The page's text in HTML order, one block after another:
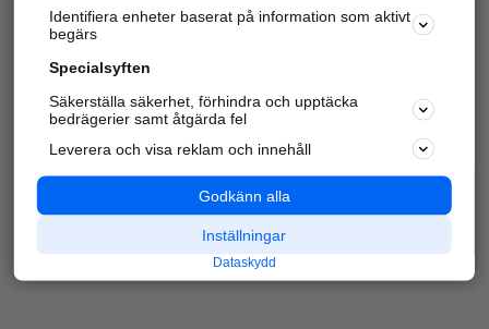
information om företag, privatpersoner och
platser.
Identifiera enheter baserat på information som aktivt
begärs
Specialsyften
Säkerställa säkerhet, förhindra och upptäcka
bedrägerier samt åtgärda fel
Leverera och visa reklam och innehåll
Godkänn alla
Inställningar
Dataskydd